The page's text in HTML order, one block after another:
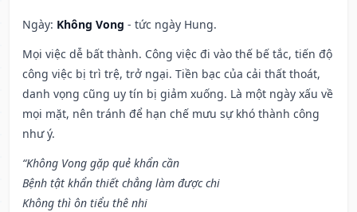
Ngày: Không Vong - tức ngày Hung.
Mọi việc dễ bất thành. Công việc đi vào thế bế tắc, tiến độ
công việc bị trì trệ, trở ngại. Tiền bạc của cải thất thoát,
danh vọng cũng uy tín bị giảm xuống. Là một ngày xấu về
mọi mặt, nên tránh để hạn chế mưu sự khó thành công
như ý.
“Không Vong gặp quẻ khẩn cần
Bệnh tật khẩn thiết chẳng làm được chi
Không thì ôn tiểu thê nhi